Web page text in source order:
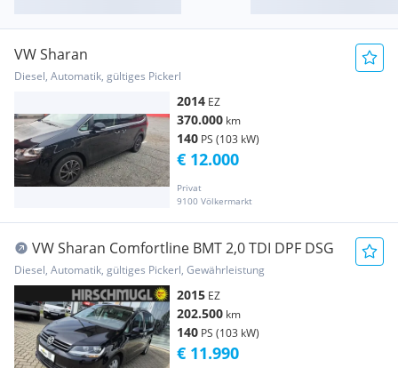
VW Sharan
Diesel, Automatik, gültiges Pickerl
2014 EZ
370.000 km
140 PS (103 kW)
Privat
9100 Völkermarkt
€ 12.000
VW Sharan Comfortline BMT 2,0 TDI DPF DSG
Diesel, Automatik, gültiges Pickerl, Gewährleistung
2015 EZ
202.500 km
140 PS (103 kW)
€ 11.990